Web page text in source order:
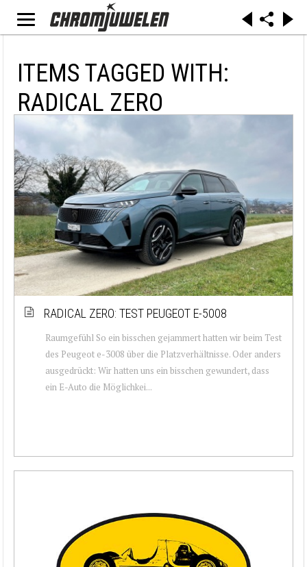
ITEMS TAGGED WITH:
RADICAL ZERO
RADICAL ZERO: TEST PEUGEOT E-5008
Raumgefühl So ein bisschen gejammert hatten wir beim Test
des Peugeot e-3008 über die Platzverhältnisse. Oder anders
ausgedrückt: Wir hatten uns ein bisschen gewundert, dass
ein E-Auto die Möglichkei...